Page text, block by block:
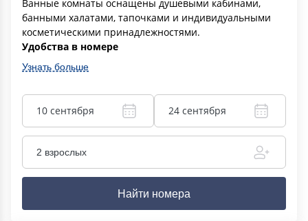
Ванные комнаты оснащены душевыми кабинами,
банными халатами, тапочками и индивидуальными
косметическими принадлежностями.
Удобства в номере
Узнать больше
10 сентября 24 сентября
2 взрослых
Найти номера